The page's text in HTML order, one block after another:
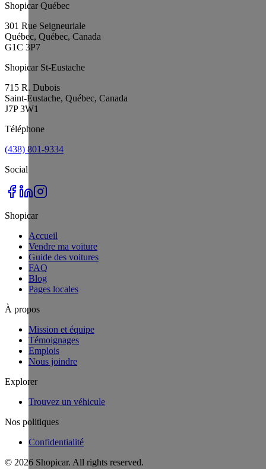
Shopicar Québec
301 Rue Seigneuriale
Québec, Québec, Canada
G1C 3P7
Shopicar St-Eustache
715 R. Dubois
Saint-Eustache, Québec, Canada
J7P 3W1
Téléphone
(438) 801-9334
Social
Shopicar
Accueil
Vendre ma voiture
Guide des voitures
FAQ
Blog
Pages locales
À propos
Mission et équipe
Témoignages
Emplois
Nous joindre
Explorer
Trouvez un véhicule
Nos politiques
Confidentialité
© 2026 Shopicar. All rights reserved.